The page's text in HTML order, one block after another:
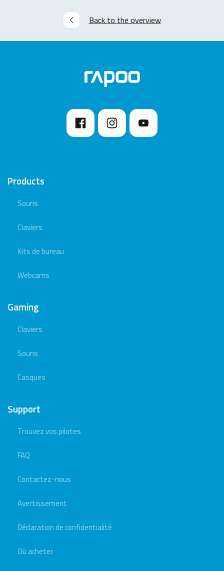
Back to the overview
Products
Souris
Claviers
Kits de bureau
Webcams
Gaming
Claviers
Souris
Casques
Support
Trouvez vos pilotes
FAQ
Contactez-nous
Avertissement
Déclaration de confidentialité
Où acheter